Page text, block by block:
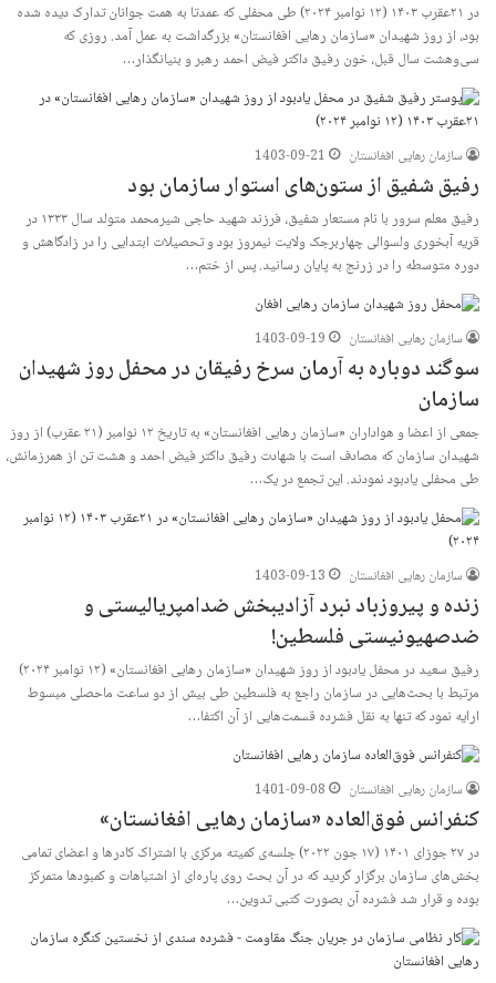
در ۲۱عقرب ۱۴۰۳ (۱۲ نوامبر ۲۰۲۴) طی محفلی که عمدتا به همت جوانان تدارک دیده شده
بود، از روز شهیدان «سازمان رهایی افغانستان» بزرگداشت به عمل آمد. روزی که
سی‌وهشت سال قبل، خون رفیق داکتر فیض احمد رهبر و بنیانگذار…
سازمان رهایی افغانستان 1403-09-21
رفیق شفیق از ستون‌های استوار سازمان بود
رفیق معلم سرور با نام مستعار شفیق، فرزند شهید حاجی شیرمحمد متولد سال ۱۳۳۳ در
قریه آبخوری ولسوالی چهاربرجک ولایت نیمروز بود و تحصیلات ابتدایی را در زادگاهش و
دوره متوسطه را در زرنج به پایان رسانید. پس از ختم…
سازمان رهایی افغانستان 1403-09-19
سوگند دوباره به آرمان سرخ رفیقان در محفل روز شهیدان
سازمان
جمعی از اعضا و هواداران «سازمان رهایی افغانستان» به تاریخ ۱۲ نوامبر (۲۱ عقرب) از روز
شهیدان سازمان که مصادف است با شهادت رفیق داکتر فیض احمد و هشت تن از همرزمانش،
طی محفلی یادبود نمودند. این تجمع در یک…
سازمان رهایی افغانستان 1403-09-13
زنده و پیروزباد نبرد آزادیبخش ضدامپریالیستی و
ضدصهیونیستی فلسطین!
رفیق سعید در محفل یادبود از روز شهیدان «سازمان رهایی افغانستان» (۱۲ نوامبر ۲۰۲۴)
مرتبط با بحث‌هایی در سازمان راجع به فلسطین طی بیش از دو ساعت ماحصلی مبسوط
ارایه نمود که تنها به نقل فشرده قسمت‌هایی از آن اکتفا…
سازمان رهایی افغانستان 1401-09-08
کنفرانس فوق‌العاده «سازمان رهایی افغانستان»
در ۲۷ جوزای ۱۴۰۱ (۱۷ جون ۲۰۲۲) جلسه‌‌ی کمیته مرکزی با اشتراک کادرها و اعضای تمامی
بخش‌های سازمان برگزار گردید که در آن بحث روی پاره‌ای از اشتباهات و کمبودها متمرکز
بوده و قرار شد فشرده‌ آن بصورت کتبی تدوین…